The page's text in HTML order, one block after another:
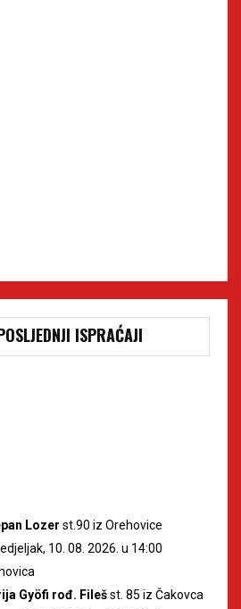
ISPRAĆAJI
Lozer st.90 iz Orehovice
10. 08. 2026. u 14:00
Gyöfi rođ. Filešst. 85 iz Čakovca